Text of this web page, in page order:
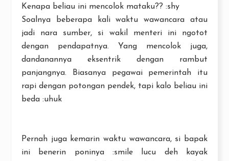
Kenapa beliau ini mencolok mataku?? :shy
Soalnya beberapa kali waktu wawancara atau
jadi nara sumber, si wakil menteri ini ngotot
dengan pendapatnya. Yang mencolok juga,
dandanannya eksentrik dengan rambut
panjangnya. Biasanya pegawai pemerintah itu
rapi dengan potongan pendek, tapi kalo beliau ini
beda :uhuk
Pernah juga kemarin waktu wawancara, si bapak
ini benerin poninya :smile lucu deh kayak